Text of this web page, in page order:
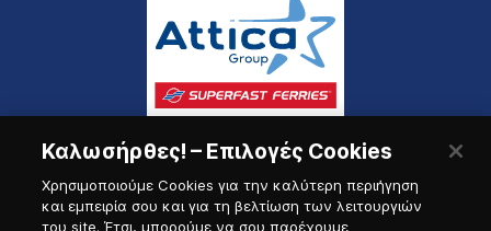
Καλωσήρθες! – Επιλογές Cookies
Χρησιμοποιούμε Cookies για την καλύτερη περιήγηση
και εμπειρία σου και για τη βελτίωση των λειτουργιών
του site. Έτσι, μπορούμε να σου παρέχουμε